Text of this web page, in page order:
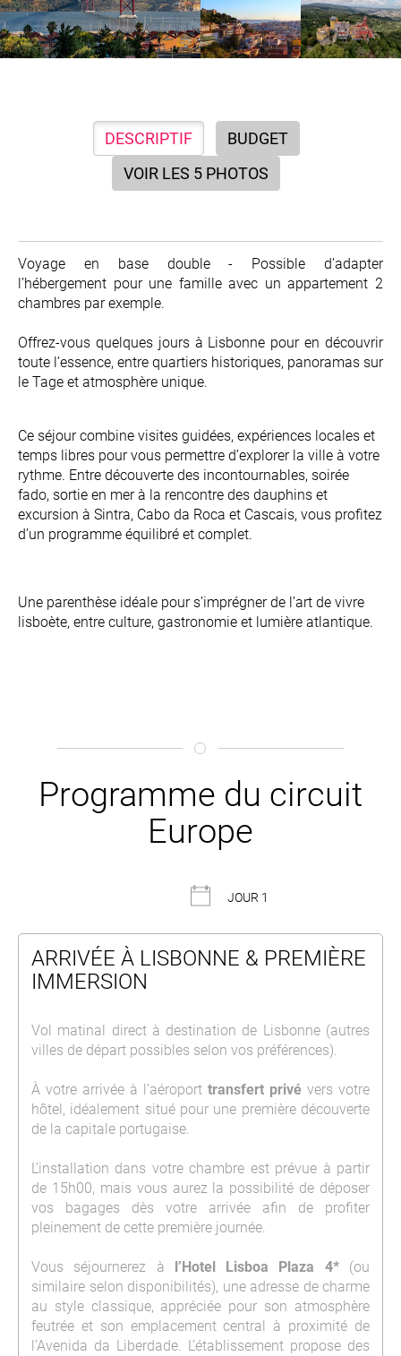
DESCRIPTIF
BUDGET
VOIR LES 5 PHOTOS
Voyage en base double - Possible d’adapter
l’hébergement pour une famille avec un appartement 2
chambres par exemple.
Offrez-vous quelques jours à Lisbonne pour en découvrir
toute l’essence, entre quartiers historiques, panoramas sur
le Tage et atmosphère unique.
Ce séjour combine visites guidées, expériences locales et
temps libres pour vous permettre d’explorer la ville à votre
rythme. Entre découverte des incontournables, soirée
fado, sortie en mer à la rencontre des dauphins et
excursion à Sintra, Cabo da Roca et Cascais, vous profitez
d’un programme équilibré et complet.
Une parenthèse idéale pour s’imprégner de l’art de vivre
lisboète, entre culture, gastronomie et lumière atlantique.
Programme du circuit
Europe
JOUR 1
ARRIVÉE À LISBONNE & PREMIÈRE
IMMERSION
Vol matinal direct à destination de Lisbonne (autres
villes de départ possibles selon vos préférences).
À votre arrivée à l’aéroport transfert privé vers votre
hôtel, idéalement situé pour une première découverte
de la capitale portugaise.
L’installation dans votre chambre est prévue à partir
de 15h00, mais vous aurez la possibilité de déposer
vos bagages dès votre arrivée afin de profiter
pleinement de cette première journée.
Vous séjournerez à l’Hotel Lisboa Plaza 4*(ou
similaire selon disponibilités), une adresse de charme
au style classique, appréciée pour son atmosphère
feutrée et son emplacement central à proximité de
l’Avenida da Liberdade. L’établissement propose des